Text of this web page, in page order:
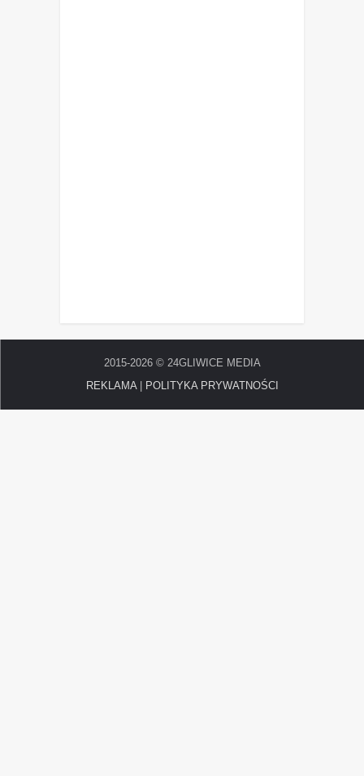
2015-2026 © 24GLIWICE MEDIA
REKLAMA| POLITYKA PRYWATNOŚCI